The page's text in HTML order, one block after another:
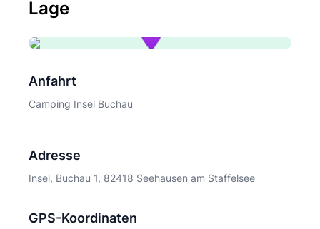
Lage
Anfahrt
Camping Insel Buchau
Adresse
Insel, Buchau 1, 82418 Seehausen am Staffelsee
GPS-Koordinaten